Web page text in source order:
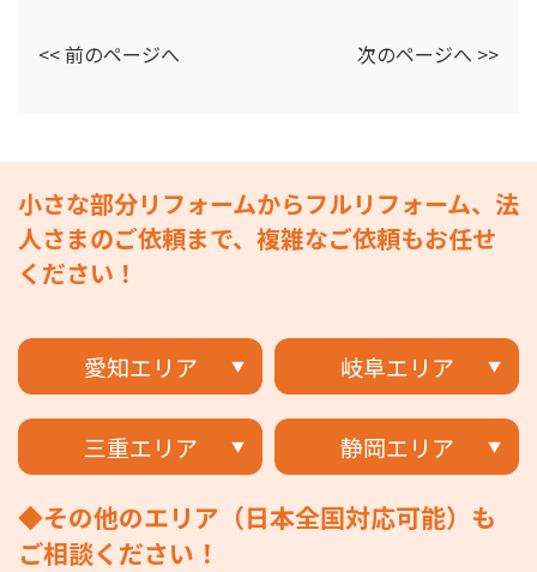
<< 前のページへ 次のページへ >>
小さな部分リフォームからフルリフォーム、法
人さまのご依頼まで、複雑なご依頼もお任せ
ください！
愛知エリア 岐阜エリア
三重エリア 静岡エリア
◆その他のエリア（日本全国対応可能）も
ご相談ください！